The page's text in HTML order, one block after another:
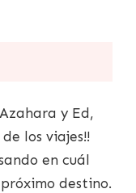
y Ed,
los viajes!!
en cuál
destino.